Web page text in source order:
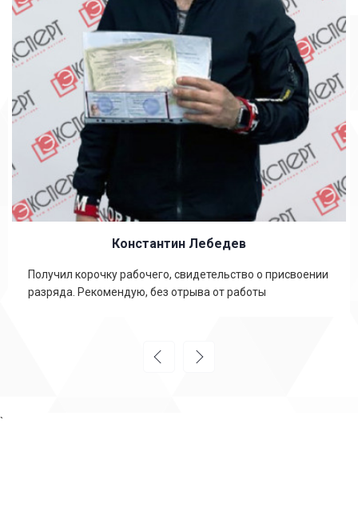
Константин Лебедев
Получил корочку рабочего, свидетельство о присвоении
разряда. Рекомендую, без отрыва от работы
`